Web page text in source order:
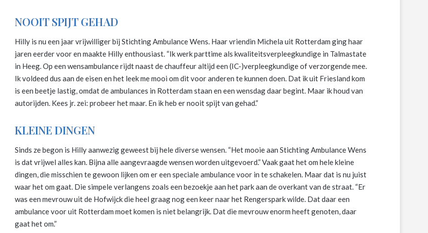
NOOIT SPIJT GEHAD
Hilly is nu een jaar vrijwilliger bij Stichting Ambulance Wens. Haar vriendin Michela uit Rotterdam ging haar
jaren eerder voor en maakte Hilly enthousiast. “Ik werk parttime als kwaliteitsverpleegkundige in Talmastate
in Heeg. Op een wensambulance rijdt naast de chauffeur altijd een (IC-)verpleegkundige of verzorgende mee.
Ik voldeed dus aan de eisen en het leek me mooi om dit voor anderen te kunnen doen. Dat ik uit Friesland kom
is een beetje lastig, omdat de ambulances in Rotterdam staan en een wensdag daar begint. Maar ik houd van
autorijden. Kees jr. zei: probeer het maar. En ik heb er nooit spijt van gehad.”
KLEINE DINGEN
Sinds ze begon is Hilly aanwezig geweest bij hele diverse wensen. “Het mooie aan Stichting Ambulance Wens
is dat vrijwel alles kan. Bijna alle aangevraagde wensen worden uitgevoerd.” Vaak gaat het om hele kleine
dingen, die misschien te gewoon lijken om er een speciale ambulance voor in te schakelen. Maar dat is nu juist
waar het om gaat. Die simpele verlangens zoals een bezoekje aan het park aan de overkant van de straat. “Er
was een mevrouw uit de Hofwijck die heel graag nog een keer naar het Rengerspark wilde. Dat daar een
ambulance voor uit Rotterdam moet komen is niet belangrijk. Dat die mevrouw enorm heeft genoten, daar
gaat het om.”